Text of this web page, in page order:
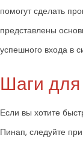
помогут сделать
представлены
успешного входа в
Шаги
Если вы хотите
Пинап, следуйте